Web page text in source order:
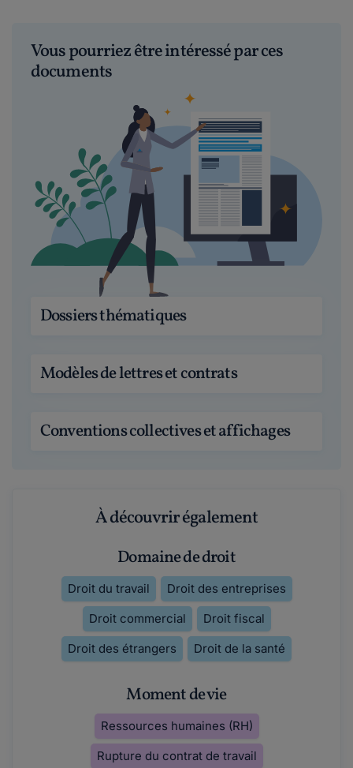
Vous pourriez être intéressé par ces
documents
Dossiers thématiques
Modèles de lettres et contrats
Conventions collectives et affichages
À découvrir également
Domaine de droit
Droit du travail
Droit des entreprises
Droit commercial
Droit fiscal
Droit des étrangers
Droit de la santé
Moment de vie
Ressources humaines (RH)
Rupture du contrat de travail